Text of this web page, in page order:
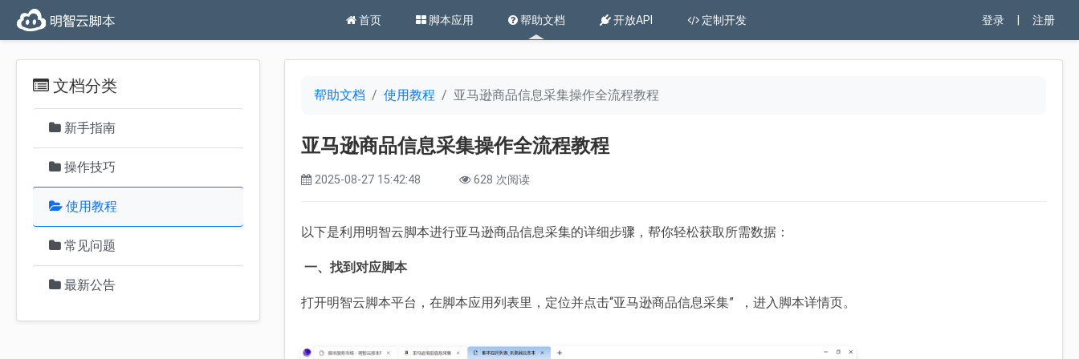
首页 脚本应用 帮助文档 开放API 定制开发 登录 | 注册
文档分类
新手指南
操作技巧
使用教程
常见问题
最新公告
帮助文档 使用教程 亚马逊商品信息采集操作全流程教程
亚马逊商品信息采集操作全流程教程
2025-08-27 15:42:48 628 次阅读
以下是利用明智云脚本进行亚马逊商品信息采集的详细步骤，帮你轻松获取所需数据：
一、找到对应脚本
打开明智云脚本平台，在脚本应用列表里，定位并点击“亚马逊商品信息采集” ，进入脚本详情页。